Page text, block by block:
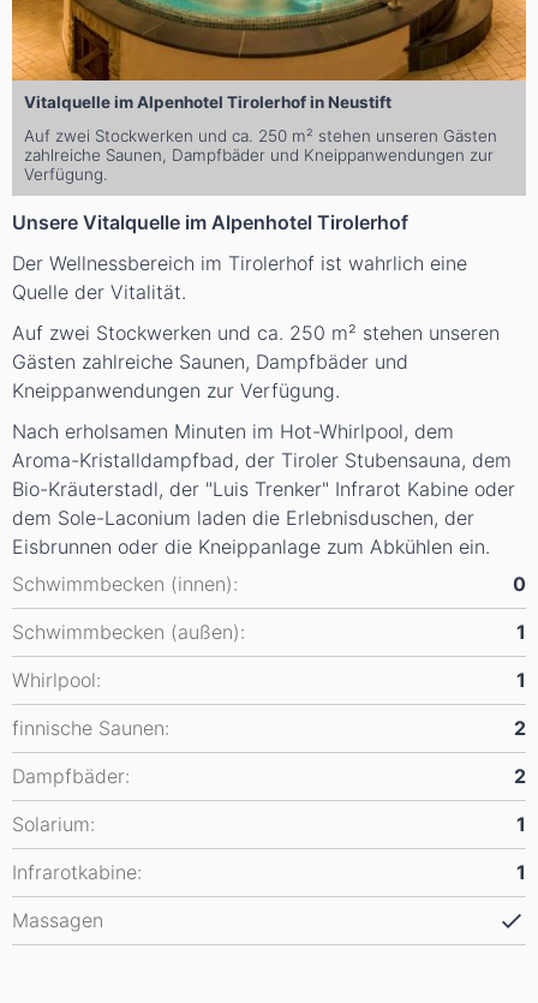
Vitalquelle im Alpenhotel Tirolerhof in Neustift
Auf zwei Stockwerken und ca. 250 m² stehen unseren Gästen
zahlreiche Saunen, Dampfbäder und Kneippanwendungen zur
Verfügung.
Unsere Vitalquelle im Alpenhotel Tirolerhof
Der Wellnessbereich im Tirolerhof ist wahrlich eine
Quelle der Vitalität.
Auf zwei Stockwerken und ca. 250 m² stehen unseren
Gästen zahlreiche Saunen, Dampfbäder und
Kneippanwendungen zur Verfügung.
Nach erholsamen Minuten im Hot-Whirlpool, dem
Aroma-Kristalldampfbad, der Tiroler Stubensauna, dem
Bio-Kräuterstadl, der "Luis Trenker" Infrarot Kabine oder
dem Sole-Laconium laden die Erlebnisduschen, der
Eisbrunnen oder die Kneippanlage zum Abkühlen ein.
Schwimmbecken (innen):
0
Schwimmbecken (außen):
1
Whirlpool:
1
finnische Saunen:
2
Dampfbäder:
2
Solarium:
1
Infrarotkabine:
1
Massagen